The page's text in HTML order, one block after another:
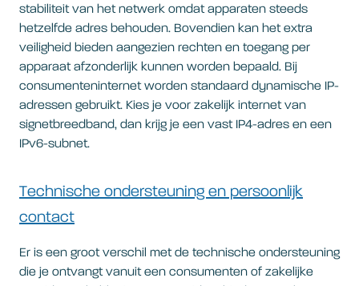
stabiliteit van het netwerk omdat apparaten steeds
hetzelfde adres behouden. Bovendien kan het extra
veiligheid bieden aangezien rechten en toegang per
apparaat afzonderlijk kunnen worden bepaald. Bij
consumenteninternet worden standaard dynamische IP-
adressen gebruikt. Kies je voor zakelijk internet van
signetbreedband, dan krijg je een vast IP4-adres en een
IPv6-subnet.
Technische ondersteuning en persoonlijk
contact
Er is een groot verschil met de technische ondersteuning
die je ontvangt vanuit een consumenten of zakelijke